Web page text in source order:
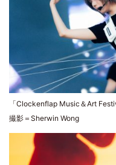
「Clockenflap Music＆Art
撮影＝Sherwin Wong